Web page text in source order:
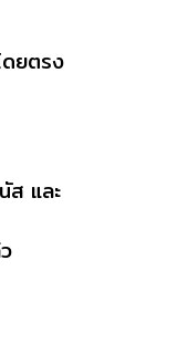
ดยตรง
ส และ